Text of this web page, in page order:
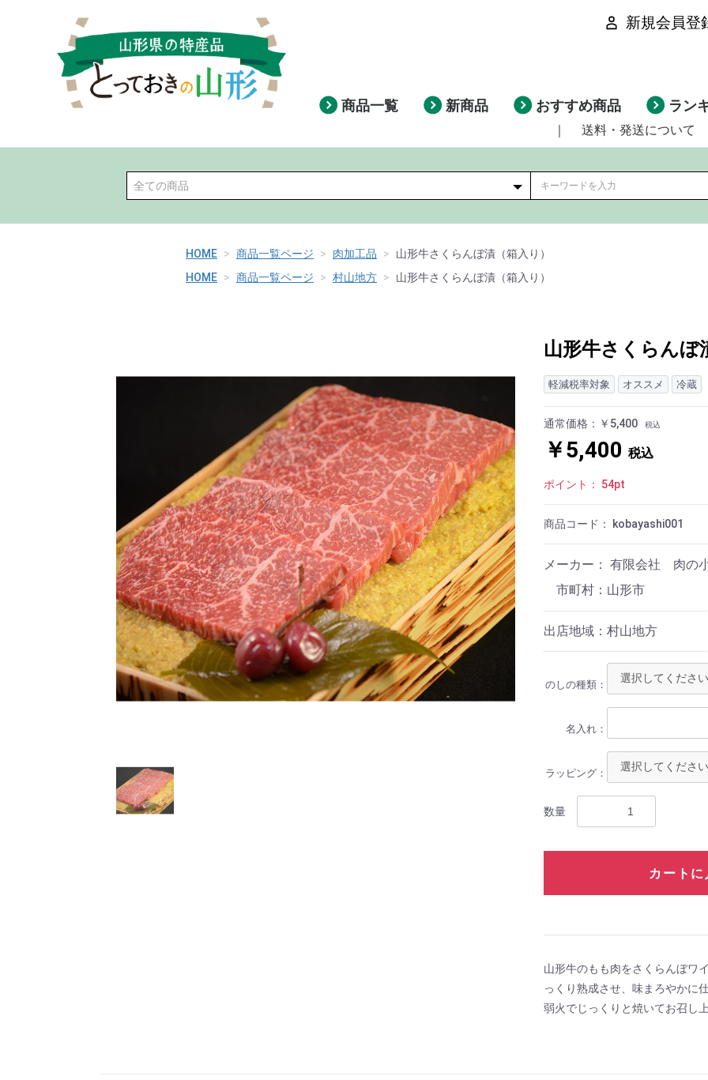
新規会員登
商品一覧 新商品 おすすめ商品 ラン
｜ 送料・発送について
HOME 商品一覧ページ 肉加工品
山形牛さくらんぼ漬（箱入り）
HOME
商品一覧ページ 村山地方 山形牛さくらんぼ漬（箱入り）
山形牛さくらんぼ
軽減税率対象 オススメ 冷蔵
通常価格：￥5,400 税込
￥5,400 税込
ポイント： 54pt
商品コード： kobayashi001
メーカー： 有限会社 肉の
山形市
出店地域：村山地方
のしの種類：
名入れ：
ラッピング：
数量
カート
山形牛のもも肉をさくらんぼワ
っくり熟成させ、味まろやかに
弱火でじっくりと焼いてお召し